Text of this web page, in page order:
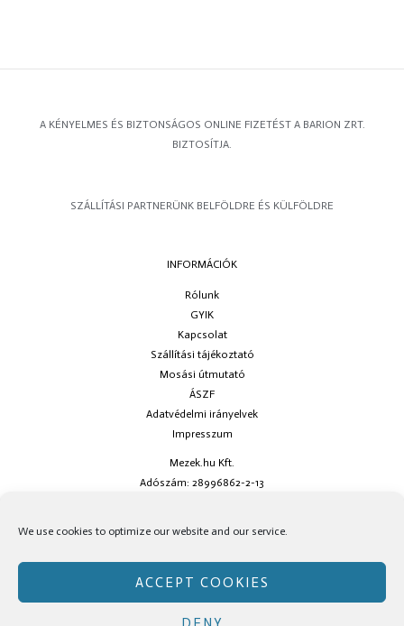
We use cookies to optimize our website and our service.
ACCEPT COOKIES
A KÉNYELMES ÉS BIZTONSÁGOS ONLINE FIZETÉST A BARION ZRT.
BIZTOSÍTJA.
SZÁLLÍTÁSI PARTNERÜNK BELFÖLDRE ÉS KÜLFÖLDRE
INFORMÁCIÓK
Rólunk
GYIK
Kapcsolat
Szállítási tájékoztató
Mosási útmutató
ÁSZF
Adatvédelmi irányelvek
Impresszum
Mezek.hu Kft.
Adószám: 28996862-2-13
social oldalainkon!